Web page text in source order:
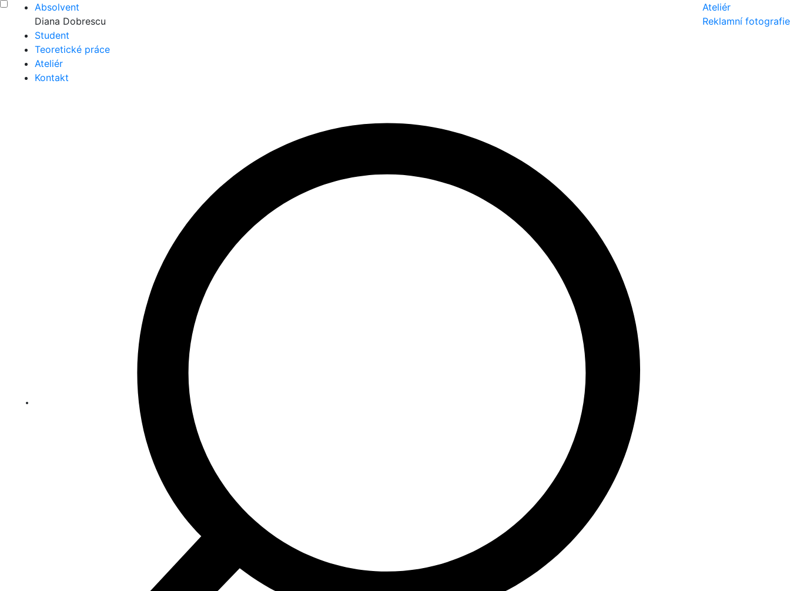
Absolvent
Diana Dobrescu
Student
Teoretické práce
Ateliér
Kontakt
Ateliér
Reklamní fotografie